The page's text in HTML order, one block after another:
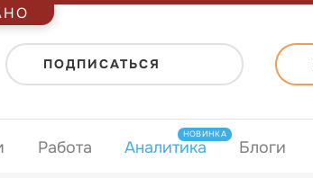
ПОДПИСАТЬСЯ
Работа Аналитика
НОВИНКА
Блоги